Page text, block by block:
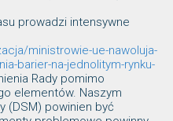
prowadzi intensywne
ministrowie-ue-nawoluja-
barier-na-jednolitym-rynku-
Rady pomimo
elementów. Naszym
(DSM) powinien być